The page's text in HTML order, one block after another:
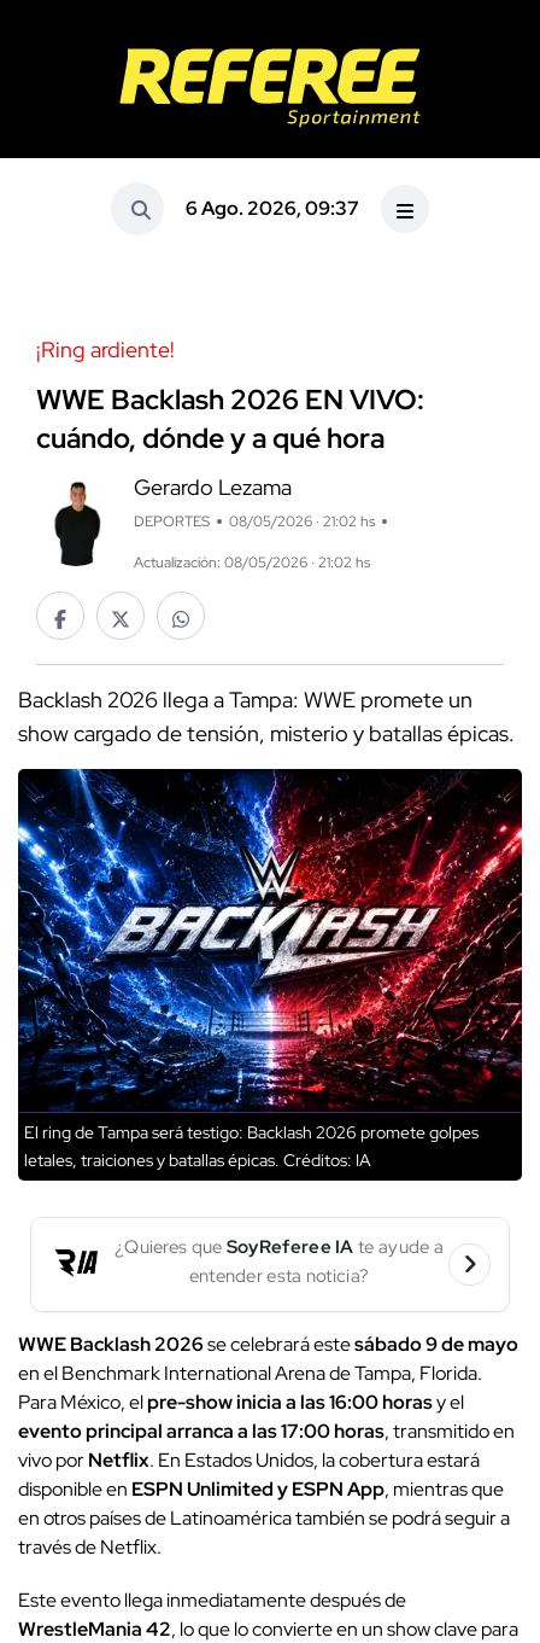
6 Ago. 2026, 09:37
¡Ring ardiente!
WWE Backlash 2026 EN VIVO:
cuándo, dónde y a qué hora
Gerardo Lezama
DEPORTES 08/05/2026 · 21:02 hs
Actualización: 08/05/2026 · 21:02 hs
Backlash 2026 llega a Tampa: WWE promete un
show cargado de tensión, misterio y batallas épicas.
El ring de Tampa será testigo: Backlash 2026 promete golpes
letales, traiciones y batallas épicas. Créditos: IA
¿Quieres que SoyReferee IA te ayude a
entender esta noticia?
WWE Backlash 2026se celebrará estesábado 9 de mayo
en el Benchmark International Arena de Tampa, Florida.
Para México, elpre-show inicia a las 16:00 horasy el
evento principal arranca a las 17:00 horas, transmitido en
vivo porNetflix. En Estados Unidos, la cobertura estará
disponible en ESPN Unlimited y ESPN App, mientras que
en otros países de Latinoamérica también se podrá seguir a
través de Netflix.
Este evento llega inmediatamente después de
WrestleMania 42, lo que lo convierte en un show clave para